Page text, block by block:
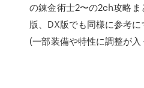
の錬金術士2〜の2ch攻略
版、DX版でも同様に参考に
(一部装備や特性に調整が